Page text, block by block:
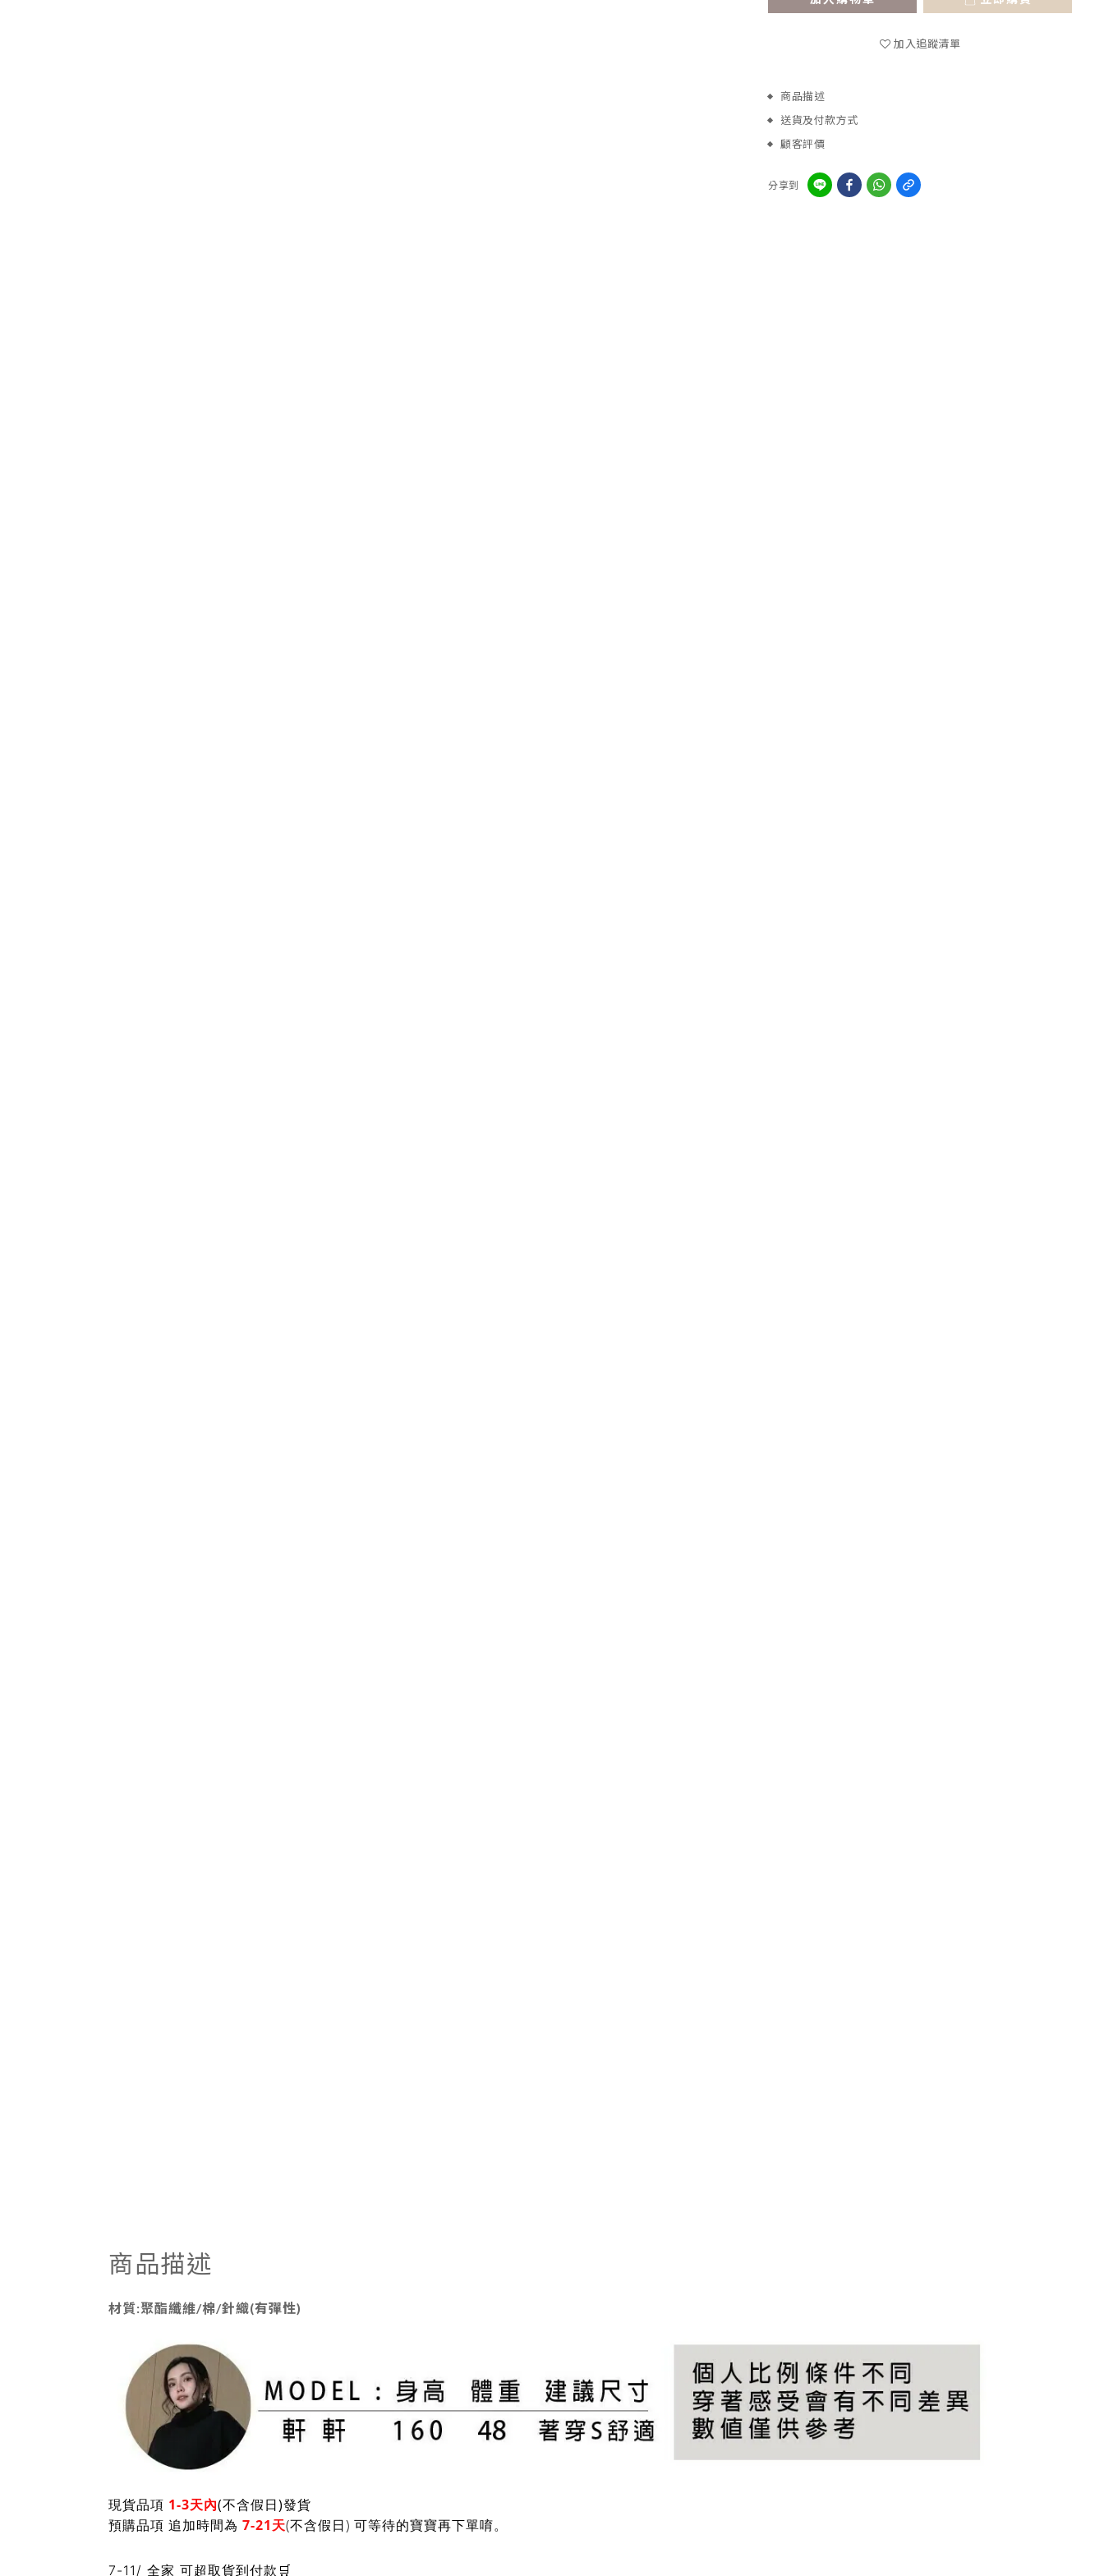
加入追蹤清單
商品描述
送貨及付款方式
顧客評價
分享到
商品描述
材質:聚酯纖維/棉/針織(有彈性)
現貨品項 1-3天內(不含假日)發貨
預購品項 追加時間為 7-21天(不含假日) 可等待的寶寶再下單唷。
7-11/ 全家 可超取貨到付款🛒